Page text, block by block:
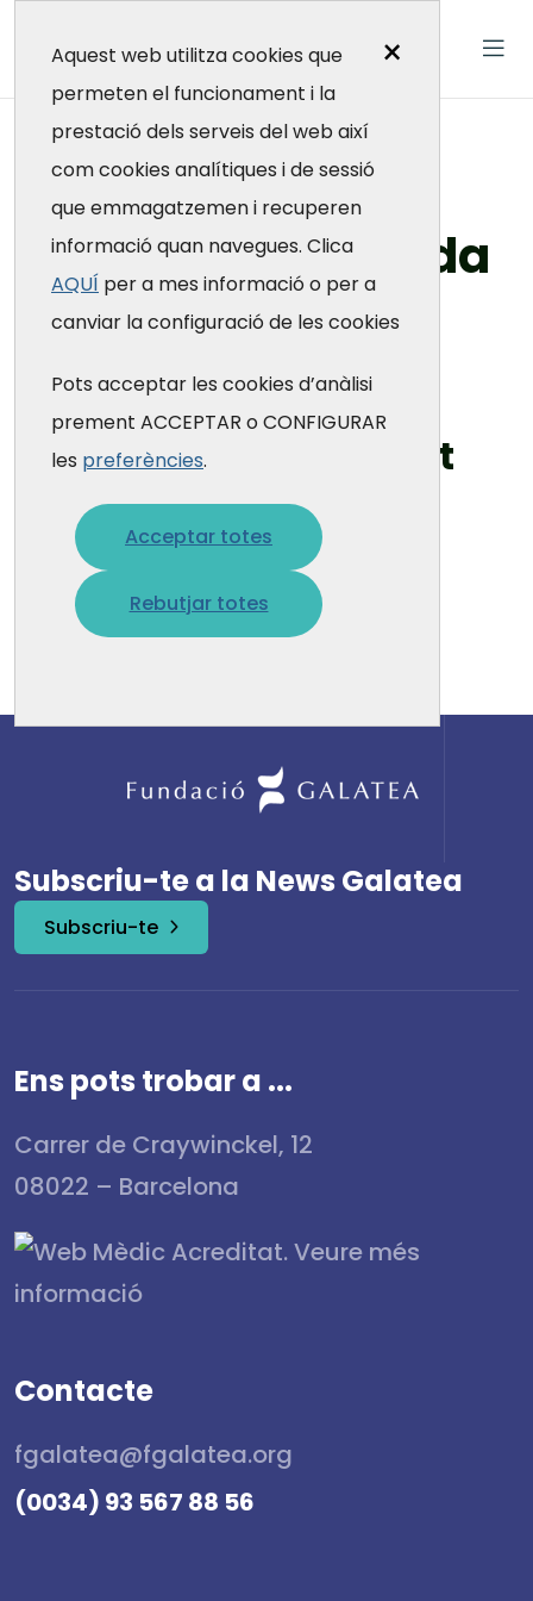
×
Aquest web utilitza cookies que
permeten el funcionament i la
prestació dels serveis del web així
com cookies analítiques i de sessió
que emmagatzemen i recuperen
informació quan navegues. Clica
AQUÍ per a mes informació o per a
canviar la configuració de les cookies
Pots acceptar les cookies d’anàlisi
prement ACCEPTAR o CONFIGURAR
les preferències.
Acceptar totes
Rebutjar totes
404
Pàgina no trobada
Fundació Galatea
Ups! No hem pogut
trobar la pàgina.
No s'ha trobat la pàgina solicitada.
Torna a la pàgina d'inici
Subscriu-te a la News Galatea
Subscriu-te
Ens pots trobar a ...
Carrer de Craywinckel, 12
08022 – Barcelona
Contacte
fgalatea@fgalatea.org
(0034) 93 567 88 56